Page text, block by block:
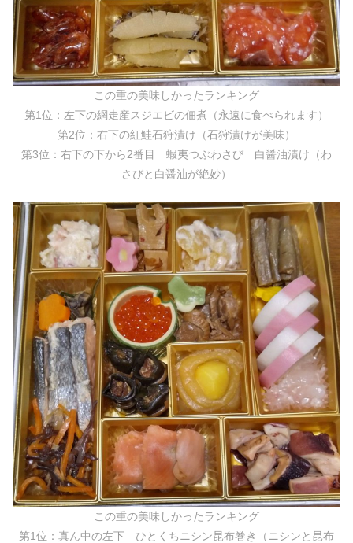
この重の美味しかったランキング
第1位：左下の網走産スジエビの佃煮（永遠に食べられます）
第2位：右下の紅鮭石狩漬け（石狩漬けが美味）
第3位：右下の下から2番目 蝦夷つぶわさび 白醤油漬け（わ
さびと白醤油が絶妙）
この重の美味しかったランキング
第1位：真ん中の左下 ひとくちニシン昆布巻き（ニシンと昆布